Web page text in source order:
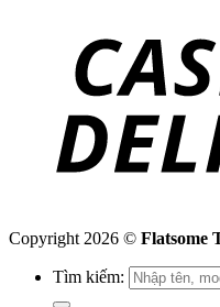
Copyright 2026 © Flatsome
Tìm kiếm: